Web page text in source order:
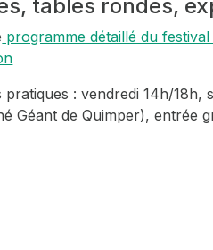
tables rondes,
programme détaillé du
: vendredi 14h/18h,
Géant de Quimper), entrée